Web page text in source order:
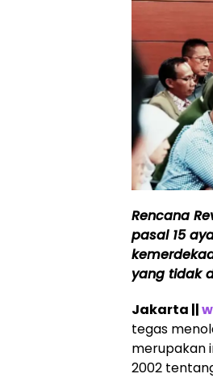
Rencana
pasal 15
yang tidak
Jakarta ||
tegas
merupakan
2002